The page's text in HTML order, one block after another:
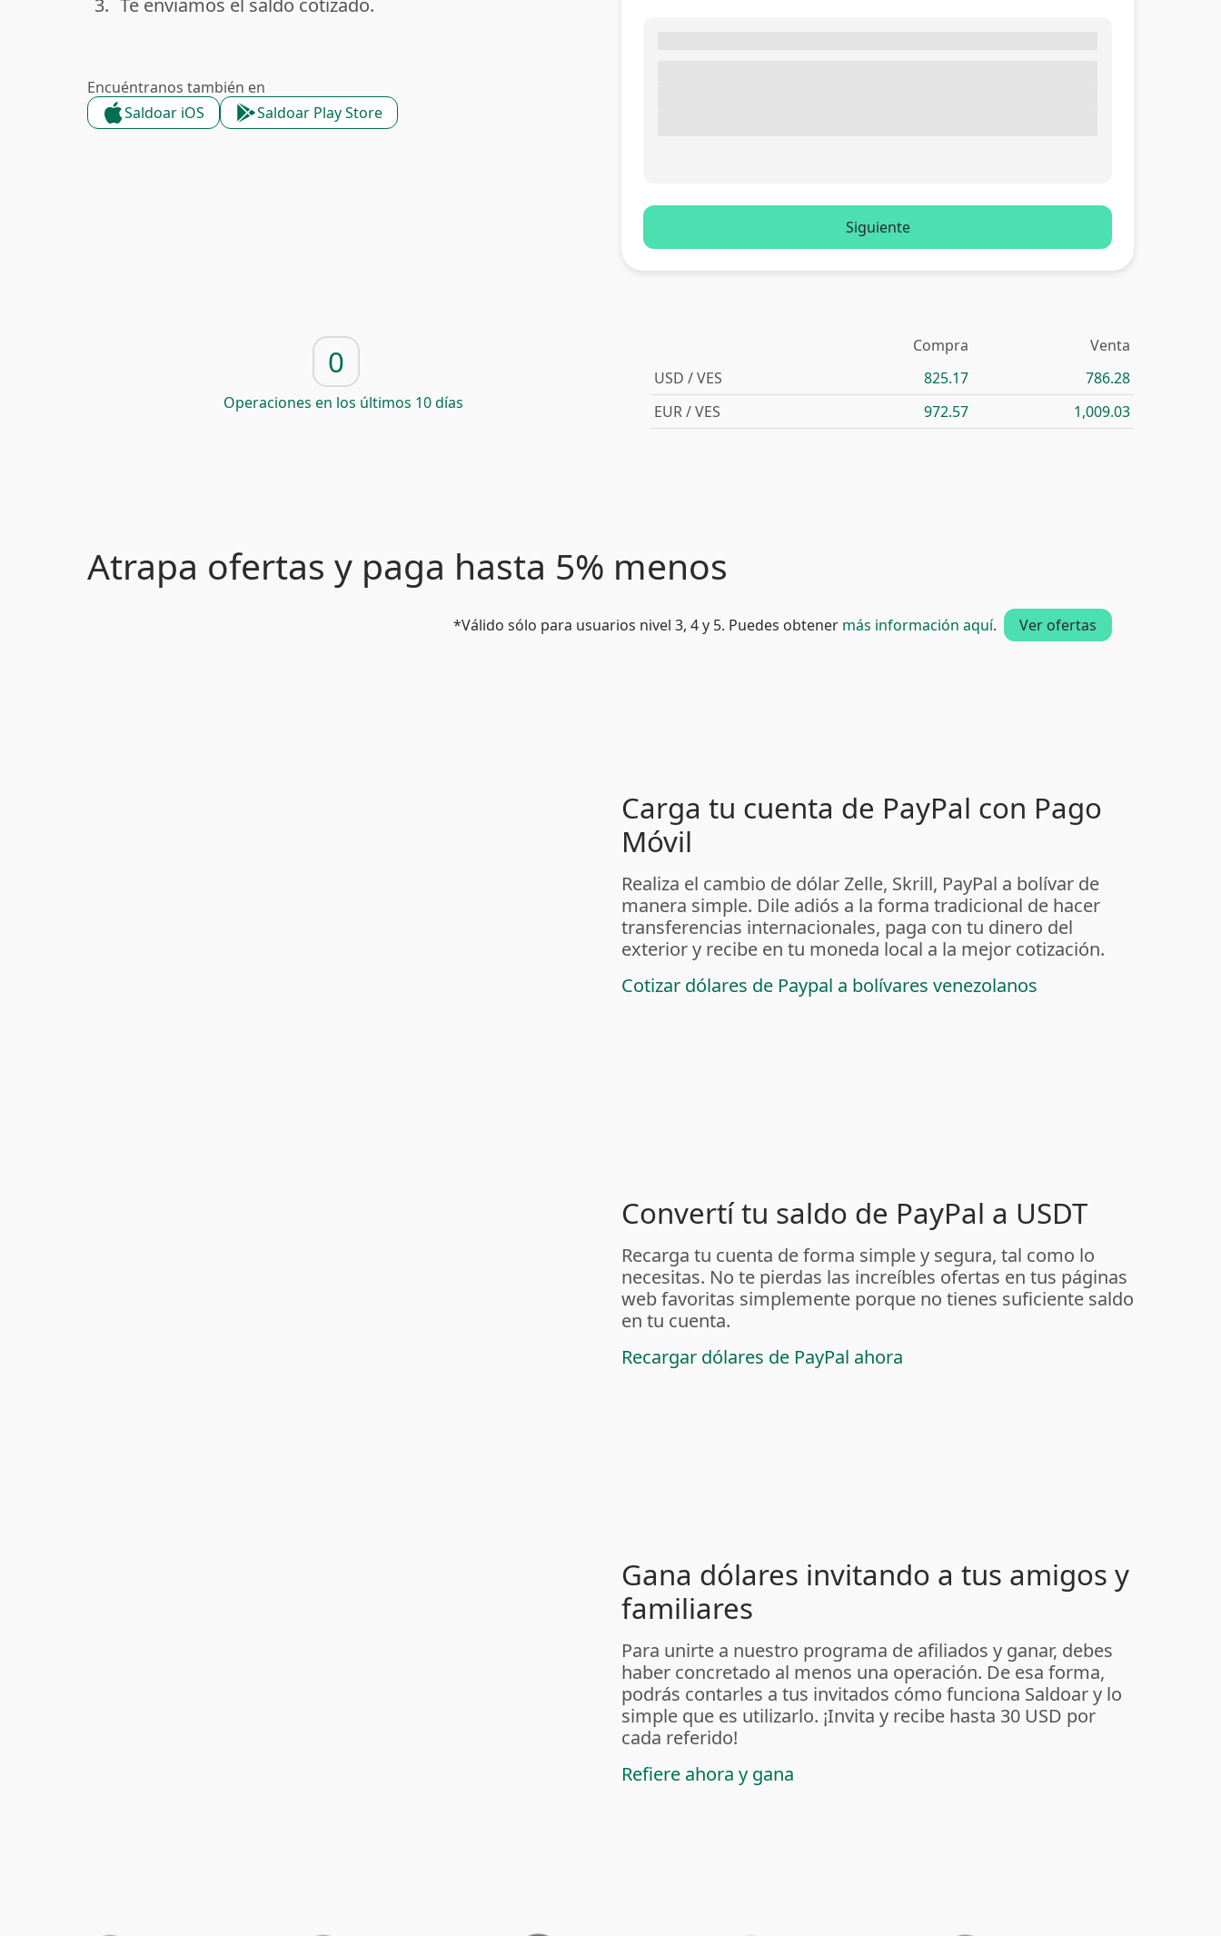
done
3. Te enviamos el saldo cotizado.
Encuéntranos también en
Saldoar iOS
Saldoar Play Store
Siguiente
0
Operaciones en los últimos 10 días
Compra
Venta
USD / VES
825.17
786.28
EUR / VES
972.57 1,009.03
Atrapa ofertas y paga hasta 5% menos
*Válido sólo para usuarios nivel 3, 4 y 5. Puedes obtener más información aquí. Ver ofertas
Carga tu cuenta de PayPal con Pago
Móvil
Realiza el cambio de dólar Zelle, Skrill, PayPal a bolívar de
manera simple. Dile adiós a la forma tradicional de hacer
transferencias internacionales, paga con tu dinero del
exterior y recibe en tu moneda local a la mejor cotización.
Cotizar dólares de Paypal a bolívares venezolanos
Convertí tu saldo de PayPal a USDT
Recarga tu cuenta de forma simple y segura, tal como lo
necesitas. No te pierdas las increíbles ofertas en tus páginas
web favoritas simplemente porque no tienes suficiente saldo
en tu cuenta.
Recargar dólares de PayPal ahora
Gana dólares invitando a tus amigos y
familiares
Para unirte a nuestro programa de afiliados y ganar, debes
haber concretado al menos una operación. De esa forma,
podrás contarles a tus invitados cómo funciona Saldoar y lo
simple que es utilizarlo. ¡Invita y recibe hasta 30 USD por
cada referido!
Refiere ahora y gana